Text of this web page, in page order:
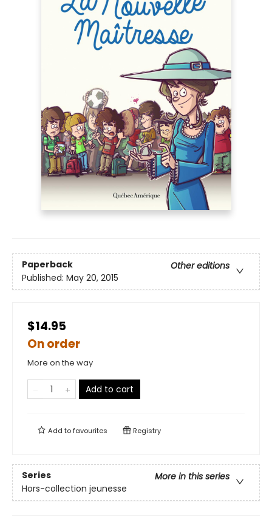
Paperback
Other editions
Published: May 20, 2015
$14.95
On order
More on the way
Add to cart
Add tofavourites Registry
Series
More in this series
Hors-collection jeunesse